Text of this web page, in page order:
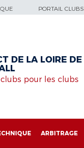
PORTAIL CLUBS
DE LA LOIRE DE
pour les clubs
ARBITRAGE